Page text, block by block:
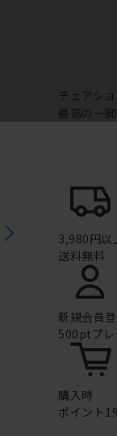
チェアシ
最高の一
3,980円以
送料無料
新規会員
500ptプレ
購入時
ポイント